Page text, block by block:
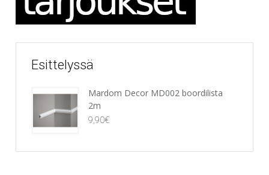
Esittelyssä
Mardom Decor MD002 boordilista
2m
9,90€